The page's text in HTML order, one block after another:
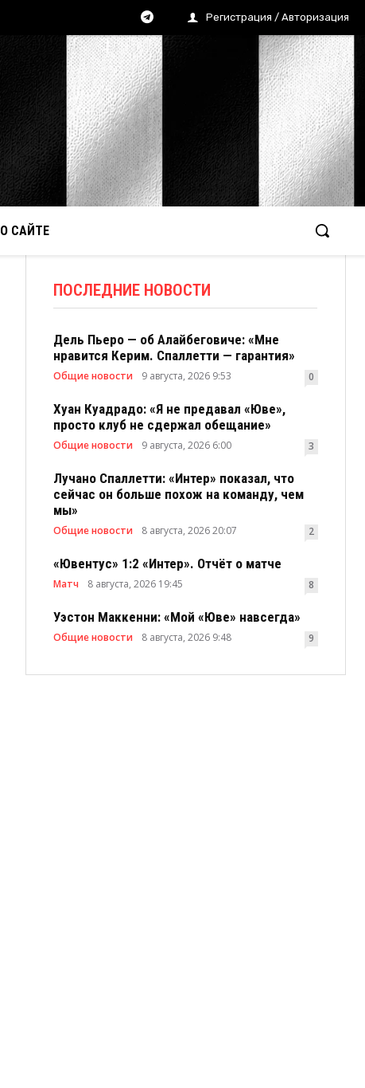
Регистрация / Авторизация
О САЙТЕ
ПОСЛЕДНИЕ НОВОСТИ
Дель Пьеро — об Алайбеговиче: «Мне
нравится Керим. Спаллетти — гарантия»
Общие новости 9 августа, 2026 9:53 0
Хуан Куадрадо: «Я не предавал «Юве»,
просто клуб не сдержал обещание»
Общие новости 9 августа, 2026 6:00 3
Лучано Спаллетти: «Интер» показал, что
сейчас он больше похож на команду, чем
мы»
Общие новости 8 августа, 2026 20:07 2
«Ювентус» 1:2 «Интер». Отчёт о матче
Матч 8 августа, 2026 19:45 8
Уэстон Маккенни: «Мой «Юве» навсегда»
Общие новости 8 августа, 2026 9:48 9